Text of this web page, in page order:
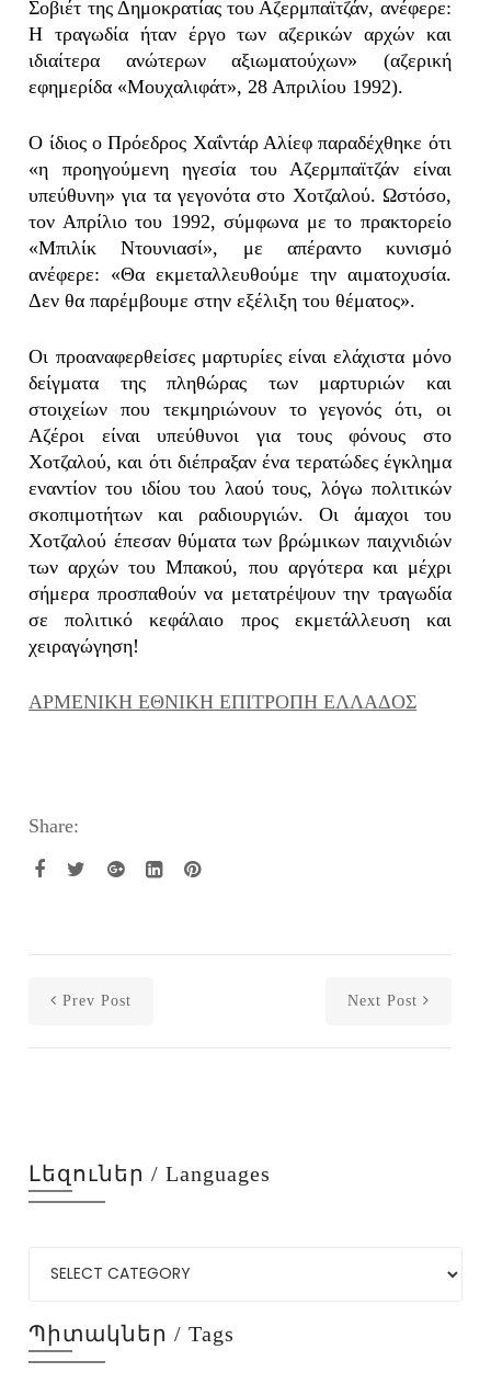
Σοβιέτ της Δημοκρατίας του Αζερμπαϊτζάν, ανέφερε:
Η τραγωδία ήταν έργο των αζερικών αρχών και
ιδιαίτερα ανώτερων αξιωματούχων» (αζερική
εφημερίδα «Μουχαλιφάτ», 28 Απριλίου 1992).
Ο ίδιος ο Πρόεδρος Χαΐντάρ Αλίεφ παραδέχθηκε ότι
«η προηγούμενη ηγεσία του Αζερμπαϊτζάν είναι
υπεύθυνη» για τα γεγονότα στο Χοτζαλού. Ωστόσο,
τον Απρίλιο του 1992, σύμφωνα με το πρακτορείο
«Μπιλίκ Ντουνιασί», με απέραντο κυνισμό
ανέφερε: «Θα εκμεταλλευθούμε την αιματοχυσία.
Δεν θα παρέμβουμε στην εξέλιξη του θέματος».
Οι προαναφερθείσες μαρτυρίες είναι ελάχιστα μόνο
δείγματα της πληθώρας των μαρτυριών και
στοιχείων που τεκμηριώνουν το γεγονός ότι, οι
Αζέροι είναι υπεύθυνοι για τους φόνους στο
Χοτζαλού, και ότι διέπραξαν ένα τερατώδες έγκλημα
εναντίον του ιδίου του λαού τους, λόγω πολιτικών
σκοπιμοτήτων και ραδιουργιών. Οι άμαχοι του
Χοτζαλού έπεσαν θύματα των βρώμικων παιχνιδιών
των αρχών του Μπακού, που αργότερα και μέχρι
σήμερα προσπαθούν να μετατρέψουν την τραγωδία
σε πολιτικό κεφάλαιο προς εκμετάλλευση και
χειραγώγηση!
ΑΡΜΕΝΙΚΗ ΕΘΝΙΚΗ ΕΠΙΤΡΟΠΗ ΕΛΛΑΔΟΣ
Share:
Prev Post Next Post
Լեզուներ / Languages
Պիտակներ / Tags